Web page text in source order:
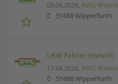
09.06.2026, RWG
51688 Wipperfürth
LKW Fahrer (m/w/d)
17.04.2026, RWG
51688 Wipperfürth